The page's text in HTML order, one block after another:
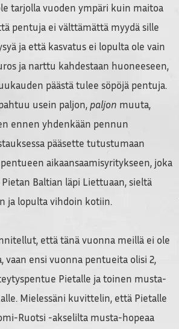
tarjolla vuoden ympäri kuin maitoa
pentuja ei välttämättä myydä sille
ja että kasvatus ei lopulta ole vain
ja narttu kahdestaan huoneeseen,
päästä tulee söpöjä pentuja.
usein paljon, paljon muuta,
ennen yhdenkään pennun
pääsette tutustumaan
aikaansaamisyritykseen, joka
Baltian läpi Liettuaan, sieltä
ja lopulta vihdoin kotiin.
että tänä vuonna meillä ei ole
vaan ensi vuonna pentueita olisi 2,
Pietalle ja toinen musta-
Mielessäni kuvittelin, että Pietalle
Ruotsi -akselilta musta-hopeaa